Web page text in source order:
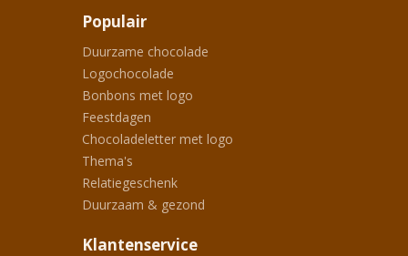
Populair
Duurzame chocolade
Logochocolade
Bonbons met logo
Feestdagen
Chocoladeletter met logo
Thema's
Relatiegeschenk
Duurzaam & gezond
Klantenservice